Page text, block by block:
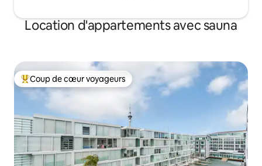
Location d'appartements avec sauna
Coups de cœur voyageurs les plus appréciés
Coup de cœur voyageurs